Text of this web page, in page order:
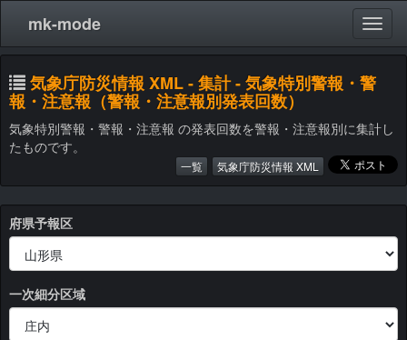
mk-mode
気象庁防災情報 XML - 集計 - 気象特別警報・警
報・注意報（警報・注意報別発表回数）
気象特別警報・警報・注意報 の発表回数を警報・注意報別に集計し
たものです。
一覧 気象庁防災情報 XML
府県予報区
一次細分区域